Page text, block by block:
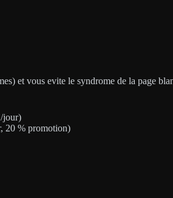
et vous evite le syndrome de la page
jour)
20 % promotion)